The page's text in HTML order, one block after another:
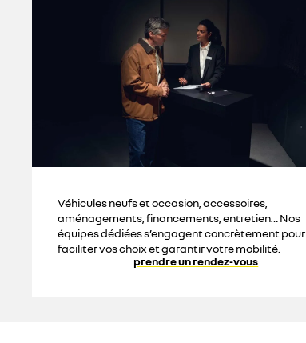
Véhicules neufs et occasion, accessoires,
aménagements, financements, entretien… Nos
équipes dédiées s’engagent concrètement pour
faciliter vos choix et garantir votre mobilité.
prendre un rendez-vous